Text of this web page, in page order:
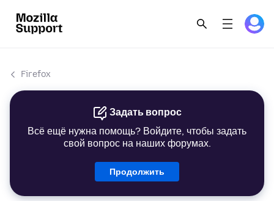
Firefox
Задать вопрос
Всё ещё нужна помощь? Войдите, чтобы задать
свой вопрос на наших форумах.
Продолжить